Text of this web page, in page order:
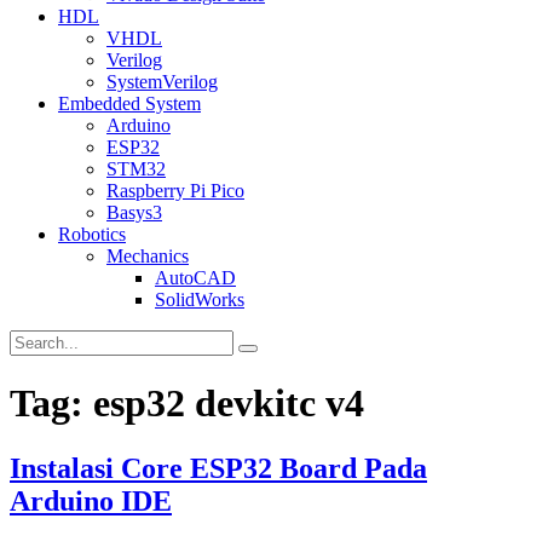
HDL
VHDL
Verilog
SystemVerilog
Embedded System
Arduino
ESP32
STM32
Raspberry Pi Pico
Basys3
Robotics
Mechanics
AutoCAD
SolidWorks
Tag: esp32 devkitc v4
Instalasi Core ESP32 Board Pada
Arduino IDE